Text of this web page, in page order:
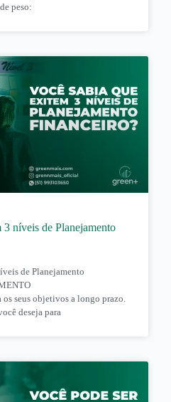
peso:
3 níveis de Planejamento
de Planejamento
seus objetivos a longo prazo.
deseja para